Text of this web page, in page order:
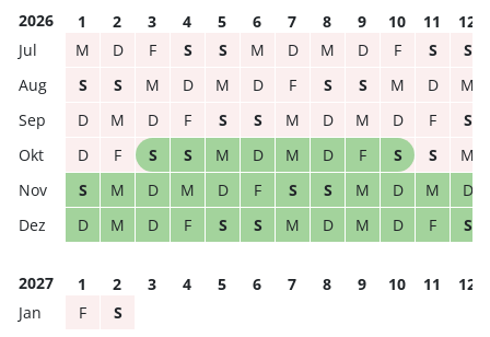
2026 1 2 3 4 5 6 7 8 9 10 11
12
M
D F S S M D M D F S
S
S
S M D M D F S S M D
M
D
M D F S S M D M D F
S
D
F S S M D M D F S S
M
S
M D M D F S S M D M
D
D
M D F S S M D M D F S
2027 1 2 3 4 5 6 7 8 9 10 11
12
F
S